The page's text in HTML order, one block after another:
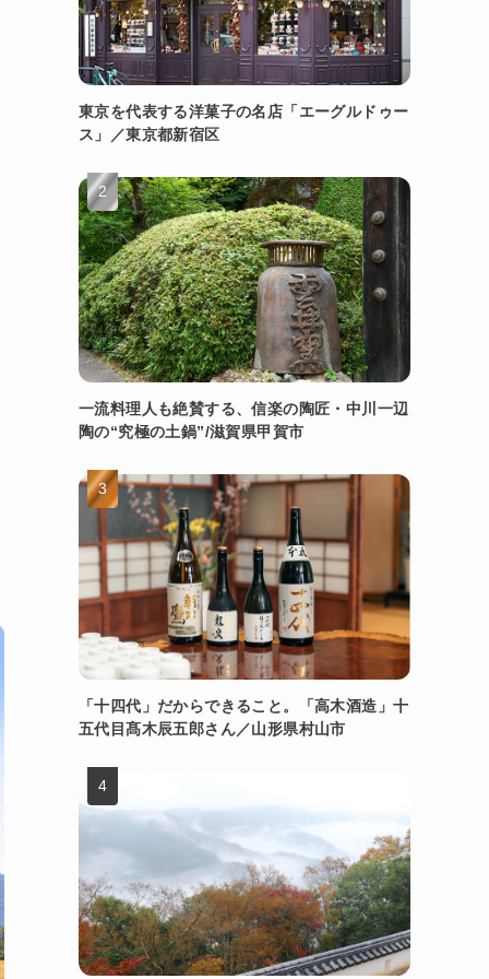
東京を代表する洋菓子の名店「エーグルドゥー
ス」／東京都新宿区
一流料理人も絶賛する、信楽の陶匠・中川一辺
陶の“究極の土鍋”/滋賀県甲賀市
「十四代」だからできること。「高木酒造」十
五代目髙木辰五郎さん／山形県村山市